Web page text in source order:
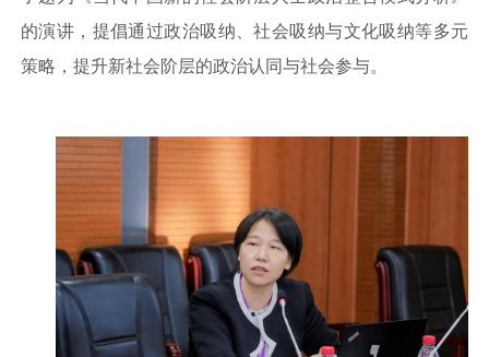
的演讲，提倡通过政治吸纳、社会吸纳与文化吸纳等多元
策略，提升新社会阶层的政治认同与社会参与。